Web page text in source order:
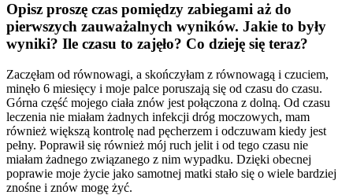
Opisz proszę czas pomiędzy zabiegami aż do
pierwszych zauważalnych wyników. Jakie to były
wyniki? Ile czasu to zajęło? Co dzieję się teraz?
Zaczęłam od równowagi, a skończyłam z równowagą i czuciem,
minęło 6 miesięcy i moje palce poruszają się od czasu do czasu.
Górna część mojego ciała znów jest połączona z dolną. Od czasu
leczenia nie miałam żadnych infekcji dróg moczowych, mam
również większą kontrolę nad pęcherzem i odczuwam kiedy jest
pełny. Poprawił się również mój ruch jelit i od tego czasu nie
miałam żadnego związanego z nim wypadku. Dzięki obecnej
poprawie moje życie jako samotnej matki stało się o wiele bardziej
znośne i znów mogę żyć.